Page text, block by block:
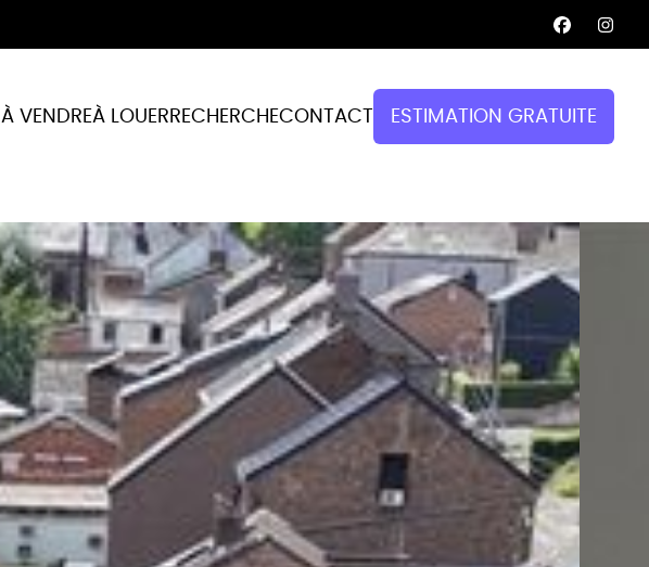
À VENDREÀ LOUERRECHERCHECONTACT ESTIMATION GRATUITE